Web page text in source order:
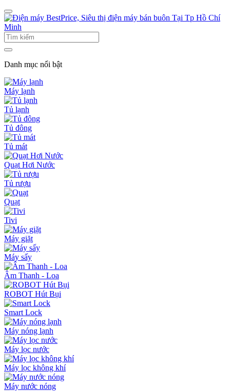
Danh mục nổi bật
Máy lạnh
Tủ lạnh
Tủ đông
Tủ mát
Quạt Hơi Nước
Tủ rượu
Quạt
Tivi
Máy giặt
Máy sấy
Âm Thanh - Loa
ROBOT Hút Bụi
Smart Lock
Máy nóng lạnh
Máy lọc nước
Máy lọc không khí
Máy nước nóng